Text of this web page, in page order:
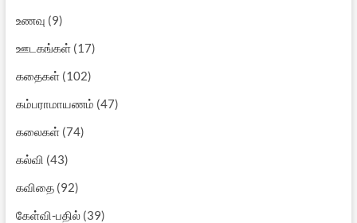
உணவு (9)
ஊடகங்கள்(17)
கதைகள்(102)
கம்பராமாயணம் (47)
கலைகள்(74)
கல்வி (43)
கவிதை(92)
கேள்வி-பதில்(39)